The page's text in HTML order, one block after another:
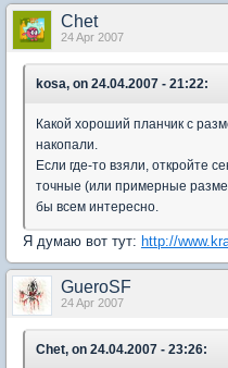
Chet
24 Apr 2007
kosa, on 24.04.2007 - 21:22:
Какой хороший планчик с
накопали.
Если где-то взяли, откройте
точные (или примерные
бы всем интересно.
Я думаю вот тут: http://
GueroSF
24 Apr 2007
Chet, on 24.04.2007 - 23:26: